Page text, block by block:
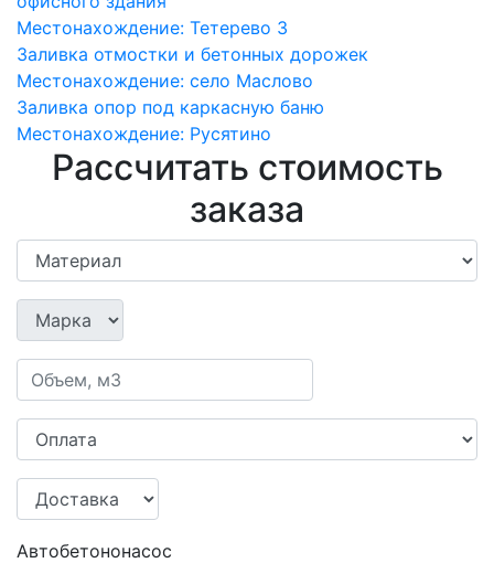
Местонахождение: Тетерево 3
Заливка отмостки и бетонных дорожек
Местонахождение: село Маслово
Заливка опор под каркасную баню
Местонахождение: Русятино
Рассчитать стоимость
заказа
Автобетононасос